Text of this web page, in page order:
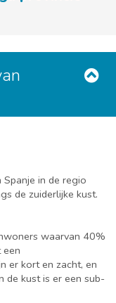
in de regio
de zuiderlijke kust.
waarvan 40%
een
er kort en zacht, en
de kust is er een sub-